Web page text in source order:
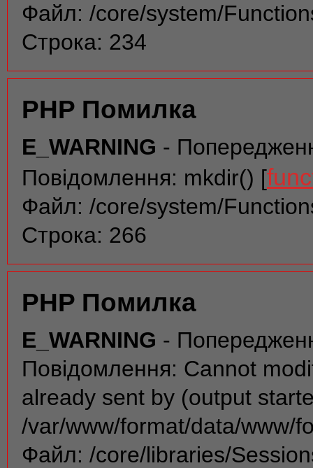
Файл: /core/system/
Строка: 234
PHP Помилка
E_WARNING -
Повідомлення: mkdir() [
Файл: /core/system/
Строка: 266
PHP Помилка
E_WARNING -
Повідомлення: Cannot
already sent by (output
/var/www/format/data/www/
Файл: /core/libraries/